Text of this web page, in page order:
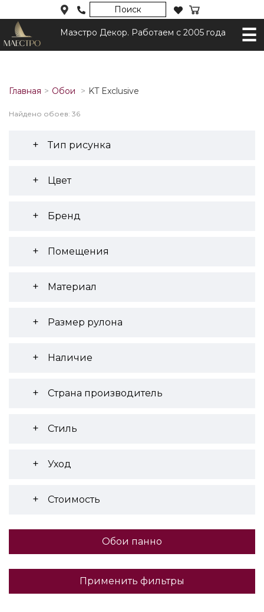
Поиск
Маэстро Декор. Работаем с 2005 года
Главная Обои KT Exclusive
Найдено обоев: 36
Тип рисунка
Цвет
Бренд
Помещения
Материал
Размер рулона
Наличие
Страна производитель
Стиль
Уход
Стоимость
Обои панно
Применить фильтры